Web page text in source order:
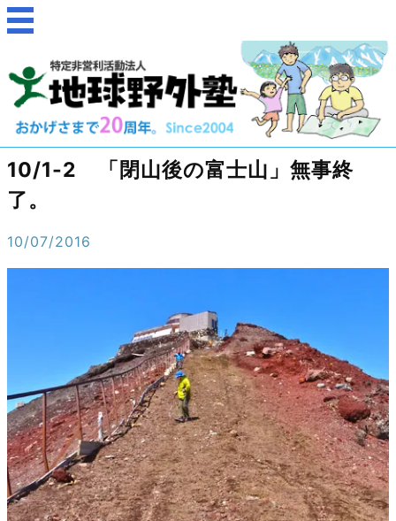
10/1-2 「閉山後の富士山」無事終
了。
10/07/2016